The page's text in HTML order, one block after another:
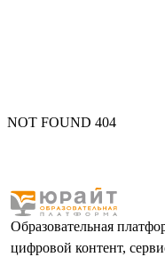
NOT FOUND 404
Образовательная
цифровой контент,